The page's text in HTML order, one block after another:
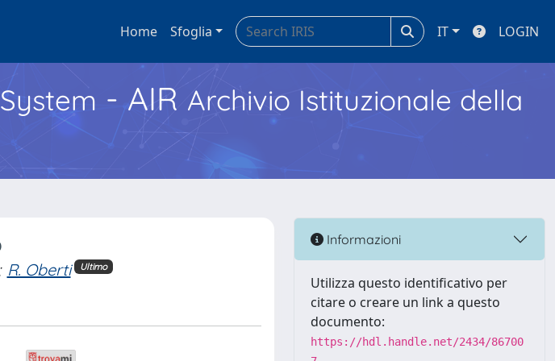
Home Sfoglia IT LOGIN
- AIR Archivio Istituzionale della
R. Oberti Ultimo
Informazioni
Utilizza questo identificativo per
citare o creare un link a questo
documento:
https://hdl.handle.net/2434/86700